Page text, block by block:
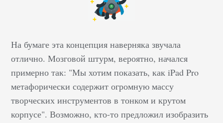
На бумаге эта концепция наверняка звучала
отлично. Мозговой штурм, вероятно, начался
примерно так: "Мы хотим показать, как iPad Pro
метафорически содержит огромную массу
творческих инструментов в тонком и крутом
корпусе". Возможно, кто-то предложил изобразить